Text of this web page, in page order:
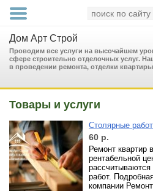
Дом Арт Строй
Проводим все услуги на высочайшем
сфере строительно отделочных услуг.
в проведении ремонта, отделки
Товары и услуги
Столярные
60 р.
Ремонт квартир
рентабельной
работ.
компании